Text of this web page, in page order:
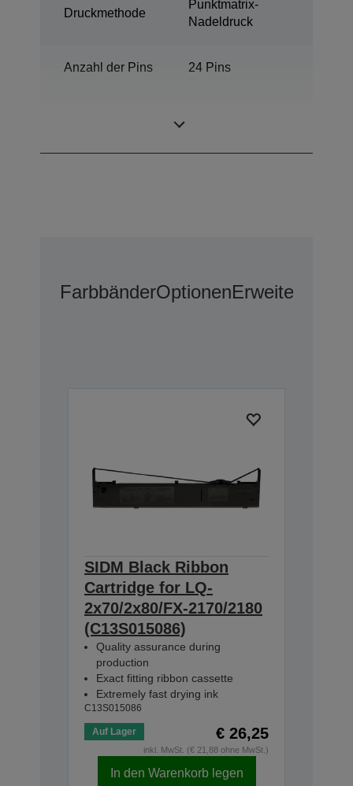
Druckmethode
Punktmatrix-
Nadeldruck
Anzahl der Pins 24 Pins
FarbbänderOptionenErweiterte
SIDM Black Ribbon
Cartridge for LQ-
2x70/2x80/FX-2170/2180
(C13S015086)
Quality assurance during
production
Exact fitting ribbon cassette
Extremely fast drying ink
C13S015086
Auf Lager € 26,25
inkl. MwSt. (€ 21,88 ohne MwSt.)
In den Warenkorb legen